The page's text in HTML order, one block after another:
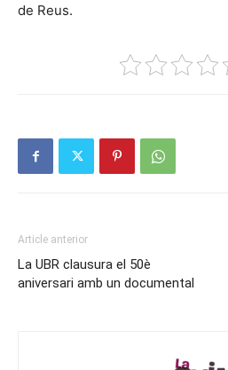
de Reus.
Article anterior
La UBR clausura el 50è
aniversari amb un documental